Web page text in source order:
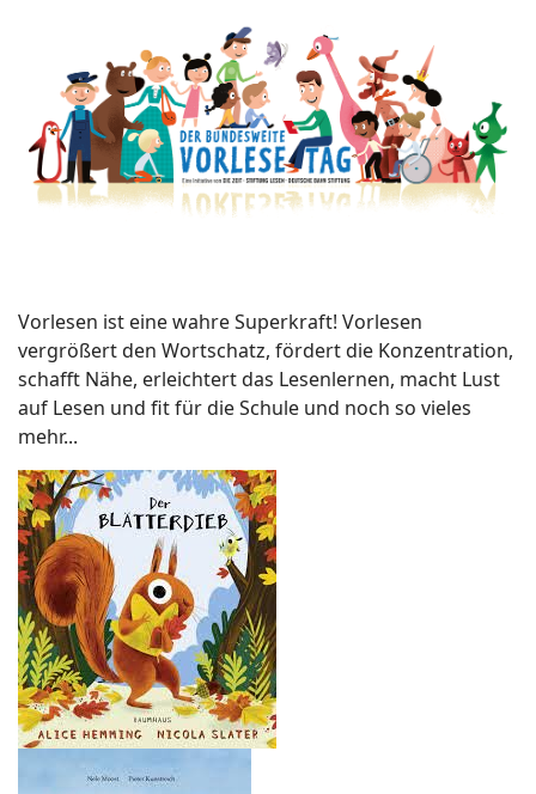
Vorlesen ist eine wahre Superkraft! Vorlesen
vergrößert den Wortschatz, fördert die Konzentration,
schafft Nähe, erleichtert das Lesenlernen, macht Lust
auf Lesen und fit für die Schule und noch so vieles
mehr...